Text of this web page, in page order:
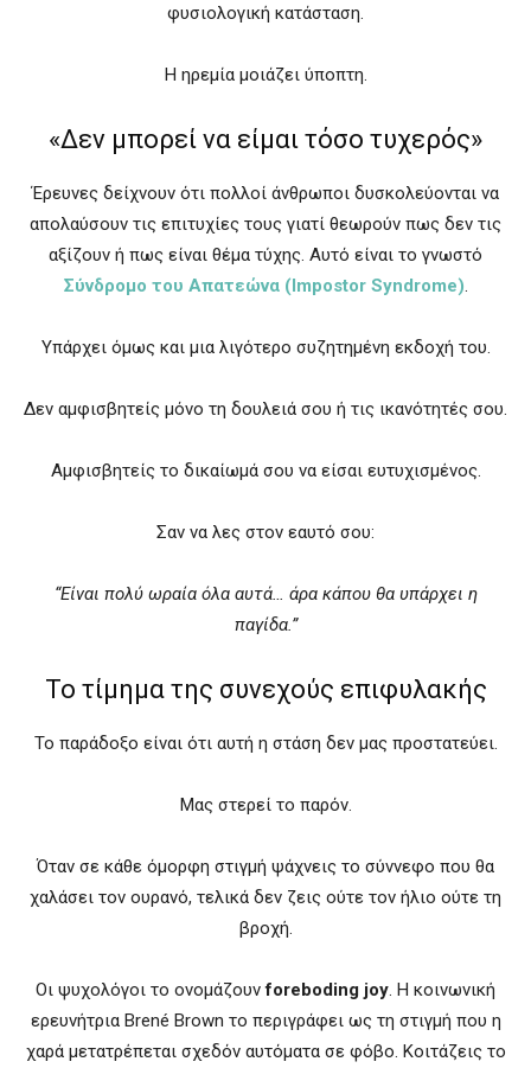
φυσιολογική κατάσταση.
Η ηρεμία μοιάζει ύποπτη.
«Δεν μπορεί να είμαι τόσο τυχερός»
Έρευνες δείχνουν ότι πολλοί άνθρωποι δυσκολεύονται να
απολαύσουν τις επιτυχίες τους γιατί θεωρούν πως δεν τις
αξίζουν ή πως είναι θέμα τύχης. Αυτό είναι το γνωστό
Σύνδρομο του Απατεώνα (Impostor Syndrome).
Υπάρχει όμως και μια λιγότερο συζητημένη εκδοχή του.
Δεν αμφισβητείς μόνο τη δουλειά σου ή τις ικανότητές σου.
Αμφισβητείς το δικαίωμά σου να είσαι ευτυχισμένος.
Σαν να λες στον εαυτό σου:
“Είναι πολύ ωραία όλα αυτά… άρα κάπου θα υπάρχει η
παγίδα.”
Το τίμημα της συνεχούς επιφυλακής
Το παράδοξο είναι ότι αυτή η στάση δεν μας προστατεύει.
Μας στερεί το παρόν.
Όταν σε κάθε όμορφη στιγμή ψάχνεις το σύννεφο που θα
χαλάσει τον ουρανό, τελικά δεν ζεις ούτε τον ήλιο ούτε τη
βροχή.
Οι ψυχολόγοι το ονομάζουνforeboding joy. Η κοινωνική
ερευνήτρια Brené Brown το περιγράφει ως τη στιγμή που η
χαρά μετατρέπεται σχεδόν αυτόματα σε φόβο. Κοιτάζεις το